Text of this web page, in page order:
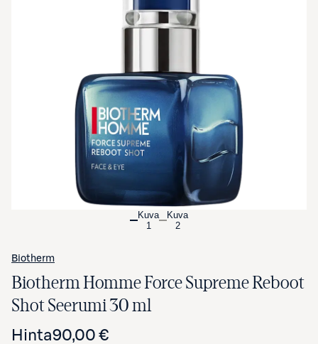
Avaa tuotekuva suurennettuna
Kuva
1
Kuva
2
Biotherm
Biotherm Homme Force Supreme Reboot
Shot Seerumi 30 ml
Hinta90,00 €